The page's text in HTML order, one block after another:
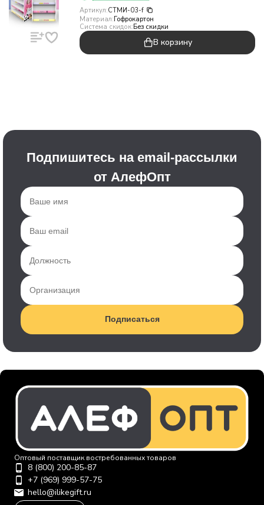
Артикул:СТМИ-03-f
Материал:Гофрокартон
Система скидок:Без скидки
В корзину
Подпишитесь на email-рассылки
от АлефОпт
Подписаться
Оптовый поставщик востребованных товаров
8 (800) 200-85-87
+7 (969) 999-57-75
hello@ilikegift.ru